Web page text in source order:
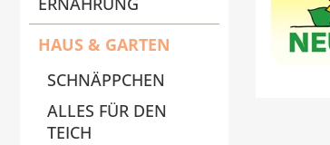
HAUS & GARTEN
SCHNÄPPCHEN
ALLES FÜR DEN
TEICH